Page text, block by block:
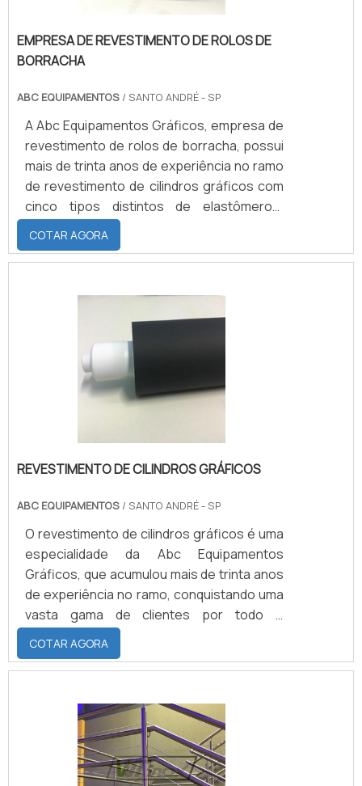
EMPRESA DE REVESTIMENTO DE ROLOS DE
BORRACHA
ABC EQUIPAMENTOS / SANTO ANDRÉ - SP
A Abc Equipamentos Gráficos, empresa de
revestimento de rolos de borracha, possui
mais de trinta anos de experiência no ramo
de revestimento de cilindros gráficos com
cinco tipos distintos de elastômeros:
Borracha natural; Neoprene; Nitrílica;
EPDM; Silicone.CARACTERÍSTICAS DE
CADA TIPO DE ELASTÔMEROCada um com
silicone é um elastômero mais conhecido
por conta da resistência ao calor, podendo
ser produzido com.
COTAR AGORA
REVESTIMENTO DE CILINDROS GRÁFICOS
ABC EQUIPAMENTOS / SANTO ANDRÉ - SP
O revestimento de cilindros gráficos é uma
especialidade da Abc Equipamentos
Gráficos, que acumulou mais de trinta anos
de experiência no ramo, conquistando uma
vasta gama de clientes por todo o
Brasil.VEJA COMO TER UM PRODUTO DE
QUALIDADEPrezando pela qualidade e bom
funcionamento dos cilindros
essencial que os clientes nos forneçam
todas as informações necessárias para o
bom entendimento do processo ao qual o
revestimento dos cilindros será submetido
COTAR AGORA